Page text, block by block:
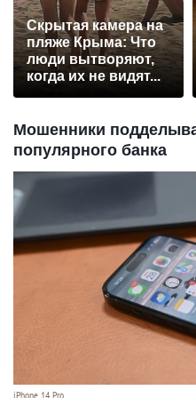
Скрытая камера на
пляже Крыма: Что
люди вытворяют,
когда их не видят...
Мошенники
популярного банка
iPhone 14 Pro.